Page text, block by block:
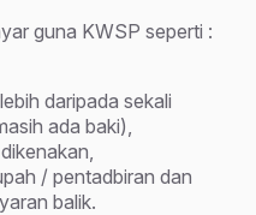
guna KWSP seperti :
daripada sekali
ada baki),
/ pentadbiran dan
balik.